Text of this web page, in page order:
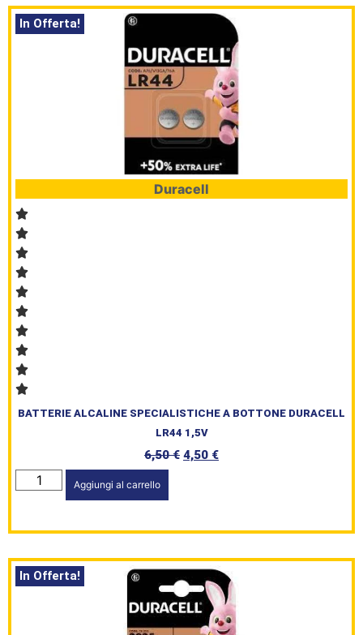
Brand
Prodotti
In Offerta!
Duracell
BATTERIE ALCALINE SPECIALISTICHE A BOTTONE DURACELL
LR44 1,5V
6,50€ 4,50 €
Aggiungi al carrello
In Offerta!